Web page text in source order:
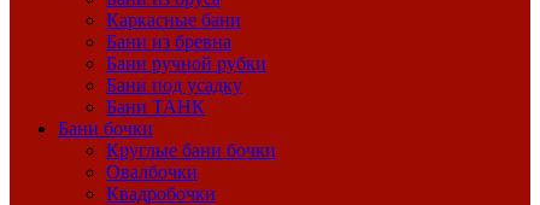
Каркасные бани
Бани из бревна
Бани ручной рубки
Бани под усадку
Бани ТАНК
Бани бочки
Круглые бани бочки
Овалбочки
Квадробочки